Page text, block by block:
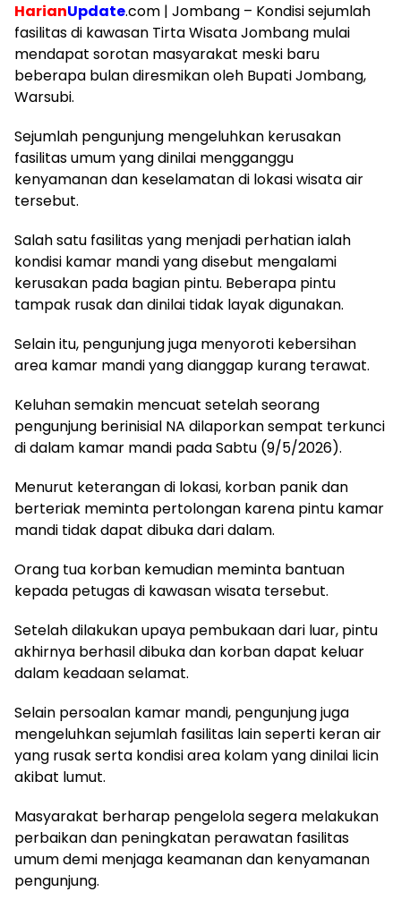
HarianUpdate.com | Jombang – Kondisi sejumlah
fasilitas di kawasan Tirta Wisata Jombang mulai
mendapat sorotan masyarakat meski baru
beberapa bulan diresmikan oleh Bupati Jombang,
Warsubi.
Sejumlah pengunjung mengeluhkan kerusakan
fasilitas umum yang dinilai mengganggu
kenyamanan dan keselamatan di lokasi wisata air
tersebut.
Salah satu fasilitas yang menjadi perhatian ialah
kondisi kamar mandi yang disebut mengalami
kerusakan pada bagian pintu. Beberapa pintu
tampak rusak dan dinilai tidak layak digunakan.
Selain itu, pengunjung juga menyoroti kebersihan
area kamar mandi yang dianggap kurang terawat.
Keluhan semakin mencuat setelah seorang
pengunjung berinisial NA dilaporkan sempat terkunci
di dalam kamar mandi pada Sabtu (9/5/2026).
Menurut keterangan di lokasi, korban panik dan
berteriak meminta pertolongan karena pintu kamar
mandi tidak dapat dibuka dari dalam.
Orang tua korban kemudian meminta bantuan
kepada petugas di kawasan wisata tersebut.
Setelah dilakukan upaya pembukaan dari luar, pintu
akhirnya berhasil dibuka dan korban dapat keluar
dalam keadaan selamat.
Selain persoalan kamar mandi, pengunjung juga
mengeluhkan sejumlah fasilitas lain seperti keran air
yang rusak serta kondisi area kolam yang dinilai licin
akibat lumut.
Masyarakat berharap pengelola segera melakukan
perbaikan dan peningkatan perawatan fasilitas
umum demi menjaga keamanan dan kenyamanan
pengunjung.